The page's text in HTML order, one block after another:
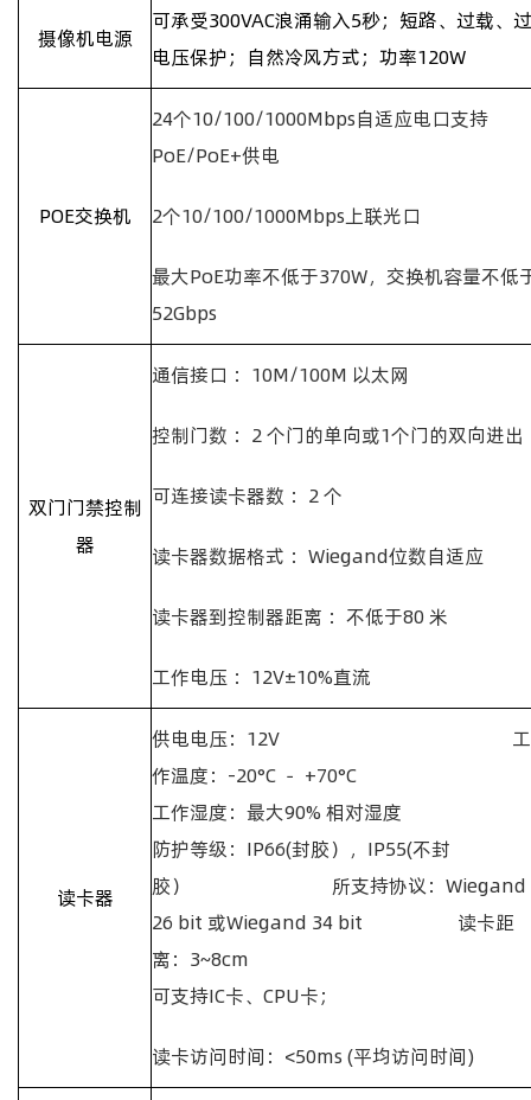
摄像机电源
可承受300VAC浪涌输入5秒；短路、过载、过
电压保护；自然冷风方式；功率120W
POE交换机
24个10/100/1000Mbps自适应电口支持
PoE/PoE+供电
2个10/100/1000Mbps上联光口
最大PoE功率不低于370W，交换机容量不低
52Gbps
双门门禁控制
器
通信接口 ： 10M/100M 以太网
控制门数 ： 2个门的单向或1个门的双向进出
可连接读卡器数 ： 2个
读卡器数据格式 ： Wiegand位数自适应
读卡器到控制器距离 ：不低于80 米
工作电压 ： 12V±10%直流
读卡器
供电电压： 12V
工
作温度： -20°C － +70°C
工作湿度：最大90% 相对湿度
防护等级： IP66(封胶）， IP55(不封
胶）
所支持协议： Wiegand
26 bit 或Wiegand 34 bit
读卡距
离： 3~8cm
可支持IC卡、 CPU卡；
读卡访问时间： <50ms (平均访问时间)